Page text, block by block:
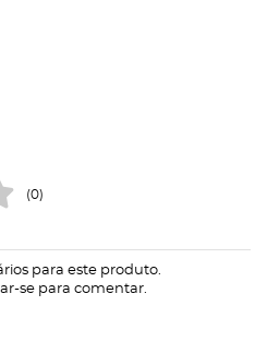
(0)
para este produto.
se para comentar.